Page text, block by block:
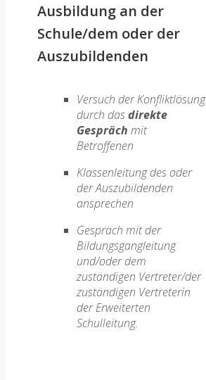
Ausbildung an der
Schule/dem oder der
Auszubildenden
Versuch der Konfliktlösung
durch dasdirekte
Gespräch mit
Betroffenen
Klassenleitung des oder
der Auszubildenden
ansprechen
Gespräch mit der
Bildungsgangleitung
und/oder dem
zuständigen Vertreter/der
zuständigen Vertreterin
der Erweiterten
Schulleitung.